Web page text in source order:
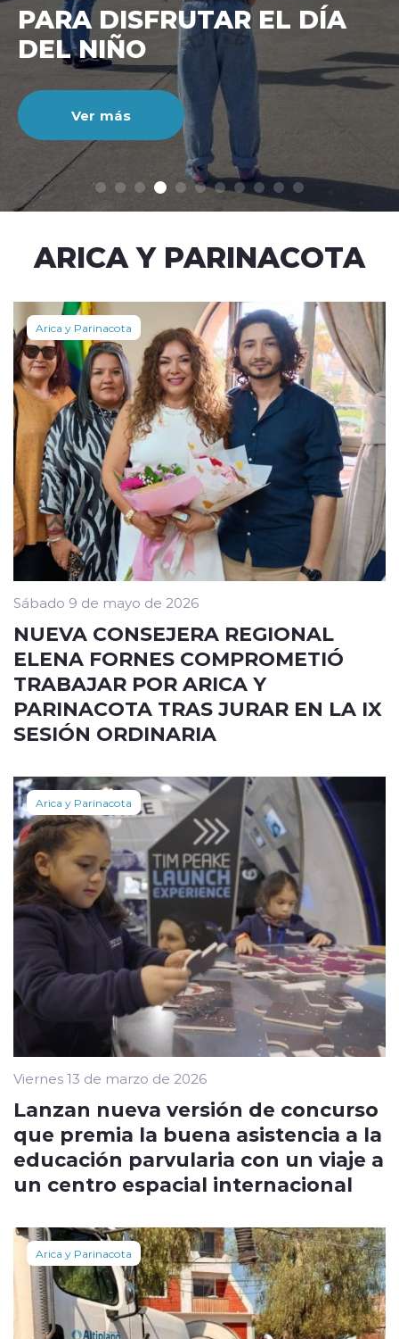
modo claro
CIENTO DURANTE EL MES
DE JULIO
Ver más
ARICA Y PARINACOTA
Arica y Parinacota
Sábado 9 de mayo de 2026
NUEVA CONSEJERA REGIONAL
ELENA FORNES COMPROMETIÓ
TRABAJAR POR ARICA Y
PARINACOTA TRAS JURAR EN LA IX
SESIÓN ORDINARIA
Arica y Parinacota
Viernes 13 de marzo de 2026
Lanzan nueva versión de concurso
que premia la buena asistencia a la
educación parvularia con un viaje a
un centro espacial internacional
Arica y Parinacota